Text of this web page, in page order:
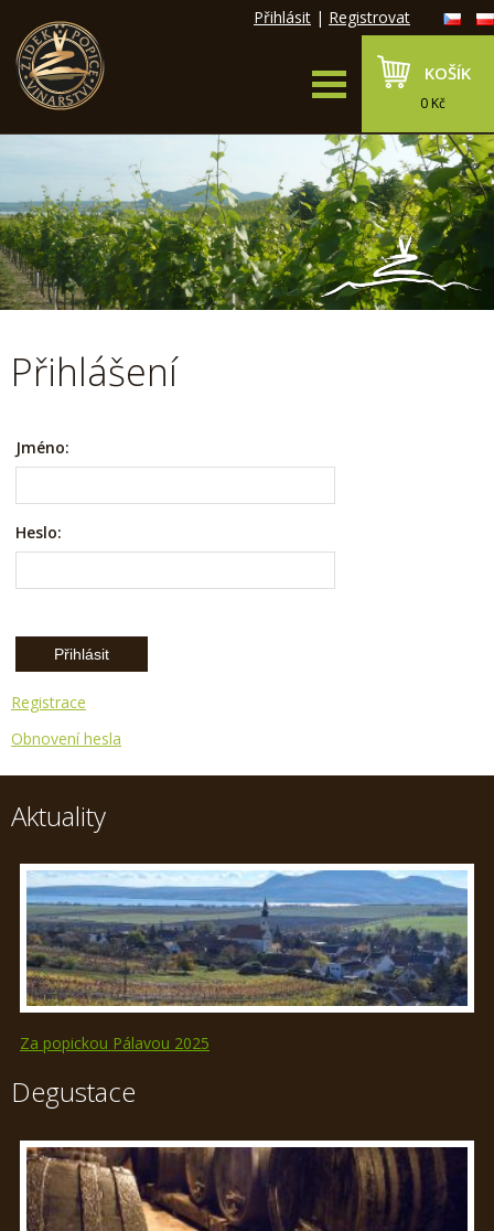
Přihlásit | Registrovat
KOŠÍK
0 Kč
Přihlášení
Jméno:
Heslo:
Registrace
Obnovení hesla
Aktuality
Za popickou Pálavou 2025
Degustace